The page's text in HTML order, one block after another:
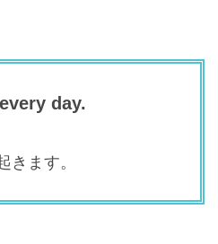
day.
きます。